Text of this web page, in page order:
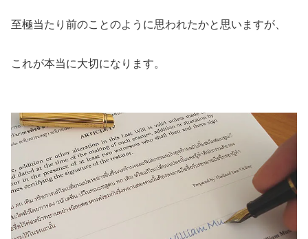
至極当たり前のことのように思われたかと思いますが、
これが本当に大切になります。